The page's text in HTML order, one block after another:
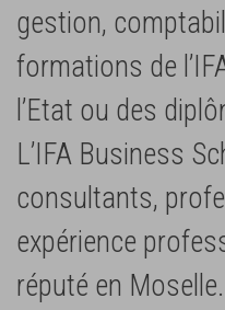
gestion,
formations de
l’Etat ou des
L’IFA Business
consultants,
expérience
réputé en